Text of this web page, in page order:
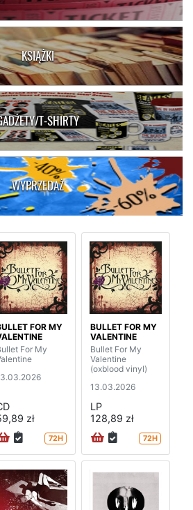
KSIĄŻKI
T-SHIRTY
WYPRZEDAŻ
FOR MY
For My
zł
72H
BULLET FOR MY
VALENTINE
Bullet For My
Valentine
(oxblood vinyl)
13.03.2026
LP
128,89 zł
72H